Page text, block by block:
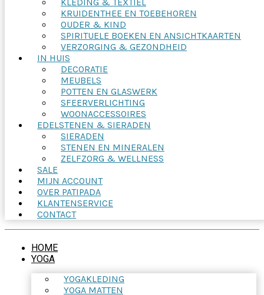
KRUIDENTHEE EN TOEBEHOREN
OUDER & KIND
SPIRITUELE BOEKEN EN ANSICHTKAARTEN
VERZORGING & GEZONDHEID
IN HUIS
DECORATIE
MEUBELS
POTTEN EN GLASWERK
SFEERVERLICHTING
WOONACCESSOIRES
EDELSTENEN & SIERADEN
SIERADEN
STENEN EN MINERALEN
ZELFZORG & WELLNESS
SALE
MIJN ACCOUNT
OVER PATIPADA
KLANTENSERVICE
CONTACT
HOME
YOGA
YOGAKLEDING
YOGA MATTEN